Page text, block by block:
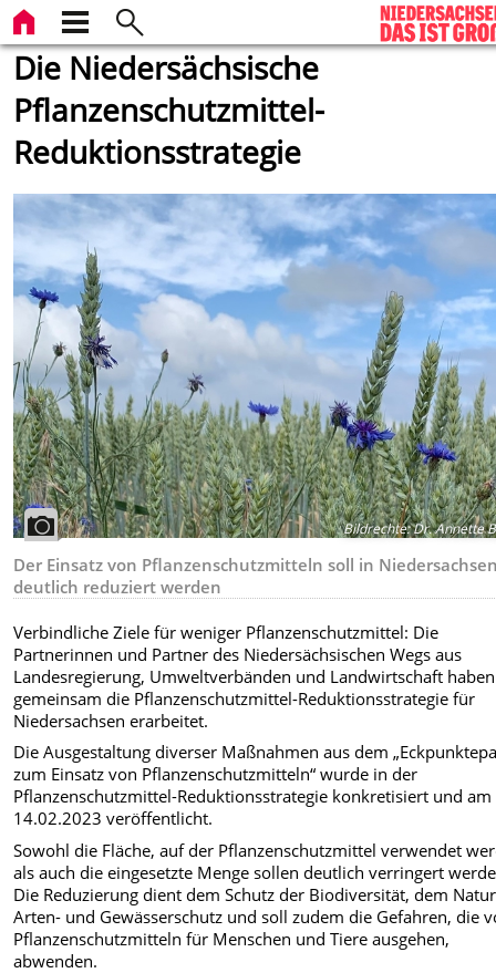
Die Niedersächsische
Pflanzenschutzmittel-
Reduktionsstrategie
Bildrechte:Dr. Annette
Der Einsatz von Pflanzenschutzmitteln soll in
deutlich reduziert werden
Verbindliche Ziele für weniger Pflanzenschutzmittel: Die
Partnerinnen und Partner des Niedersächsischen Wegs aus
Landesregierung, Umweltverbänden und Landwirtschaft haben
gemeinsam die Pflanzenschutzmittel-Reduktionsstrategie für
Niedersachsen erarbeitet.
Die Ausgestaltung diverser Maßnahmen aus dem
zum Einsatz von Pflanzenschutzmitteln“ wurde in der
Pflanzenschutzmittel-Reduktionsstrategie konkretisiert und am
14.02.2023 veröffentlicht.
Sowohl die Fläche, auf der Pflanzenschutzmittel verwendet
als auch die eingesetzte Menge sollen deutlich verringert
Die Reduzierung dient dem Schutz der Biodiversität, dem
Arten- und Gewässerschutz und soll zudem die Gefahren, die
Pflanzenschutzmitteln für Menschen und Tiere ausgehen,
abwenden.